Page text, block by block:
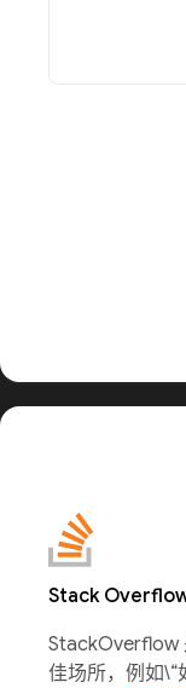
Stack
StackOverflow
佳场所，例如